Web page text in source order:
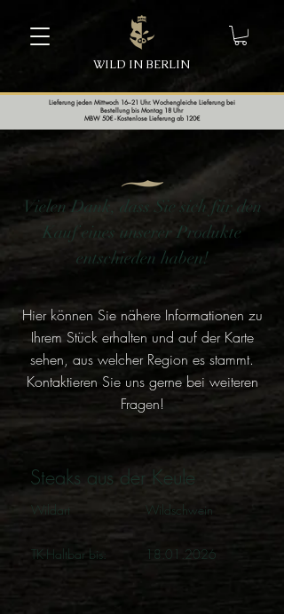
WILD IN BERLIN
Lieferung jeden Mittwoch 16–21 Uhr. Wochengleiche Lieferung bei
Bestellung bis Montag 18 Uhr
MBW 50€ - Kostenlose Lieferung ab 120€
Vielen Dank, dass Sie sich für den
Kauf eines unserer Produkte
entschieden haben!
Hier können Sie nähere Informationen zu
Ihrem Stück erhalten und auf der Karte
sehen, aus welcher Region es stammt.
Kontaktieren Sie uns gerne bei weiteren
Fragen!
Steaks aus der Keule
TK-Haltbar bis: 18.01.2026
Wildart Wildschwein